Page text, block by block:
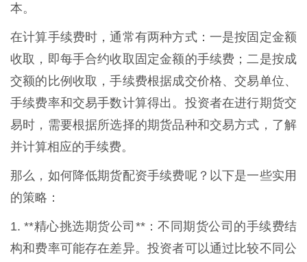
本。
在计算手续费时，通常有两种方式：一是按固定金额
收取，即每手合约收取固定金额的手续费；二是按成
交额的比例收取，手续费根据成交价格、交易单位、
手续费率和交易手数计算得出。投资者在进行期货交
易时，需要根据所选择的期货品种和交易方式，了解
并计算相应的手续费。
那么，如何降低期货配资手续费呢？以下是一些实用
的策略：
1. **精心挑选期货公司**：不同期货公司的手续费结
构和费率可能存在差异。投资者可以通过比较不同公